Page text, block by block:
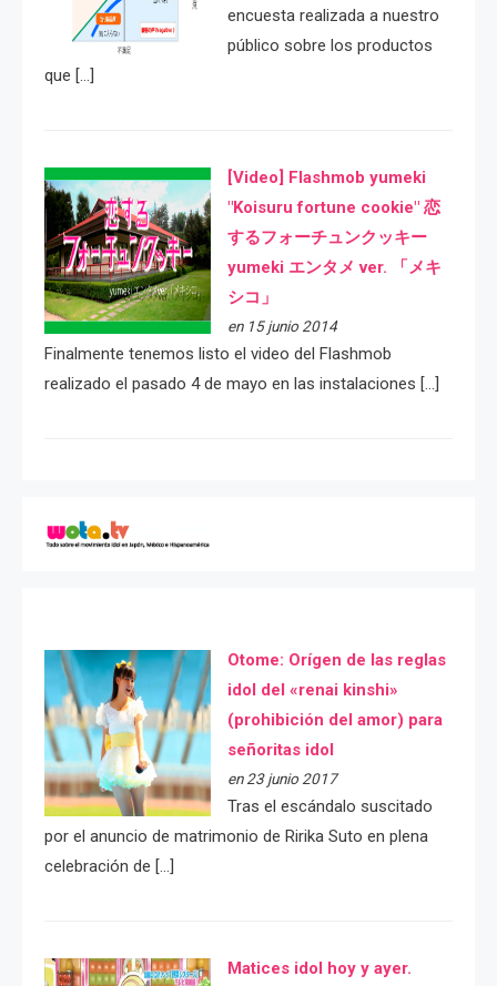
encuesta realizada a nuestro
público sobre los productos
que […]
[Video] Flashmob yumeki
"Koisuru fortune cookie" 恋
するフォーチュンクッキー
yumeki エンタメ ver. 「メキ
シコ」
en 15 junio 2014
Finalmente tenemos listo el video del Flashmob
realizado el pasado 4 de mayo en las instalaciones […]
Otome: Orígen de las reglas
idol del «renai kinshi»
(prohibición del amor) para
señoritas idol
en 23 junio 2017
Tras el escándalo suscitado
por el anuncio de matrimonio de Ririka Suto en plena
celebración de […]
Matices idol hoy y ayer.